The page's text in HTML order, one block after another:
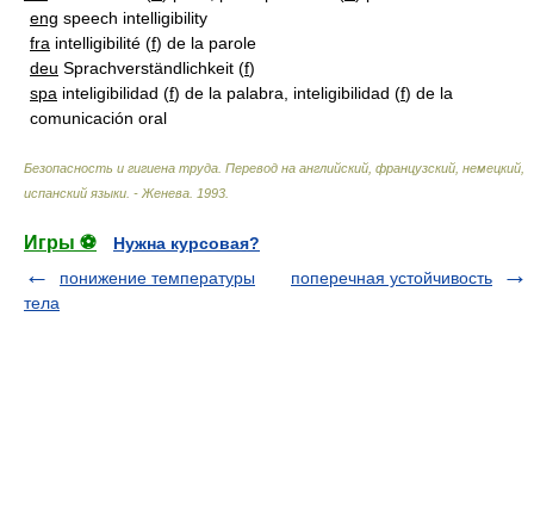
eng speech intelligibility
fra intelligibilité (f) de la parole
deu Sprachverständlichkeit (f)
spa inteligibilidad (f) de la palabra, inteligibilidad (f) de la
comunicación oral
Безопасность и гигиена труда. Перевод на английский, французский, немецкий,
испанский языки. - Женева 1993
Игры ⚽
Нужна курсовая?
понижение температуры
тела
поперечная устойчивость